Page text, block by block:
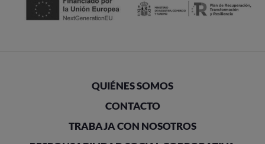
QUIÉNES SOMOS
CONTACTO
TRABAJA CON NOSOTROS